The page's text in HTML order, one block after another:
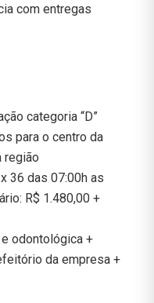
com entregas
categoria “D”
para o centro da
região
36 das 07:00h as
R$ 1.480,00 +
odontológica +
da empresa +